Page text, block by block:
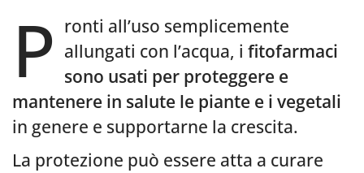
P ronti all’uso semplicemente
allungati con l’acqua, i fitofarmaci
sono usati per proteggere e
mantenere in salute le piante e i vegetali
in genere e supportarne la crescita.
La protezione può essere atta a curare